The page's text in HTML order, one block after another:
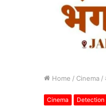
Home / Cinema /
Cinema Detection